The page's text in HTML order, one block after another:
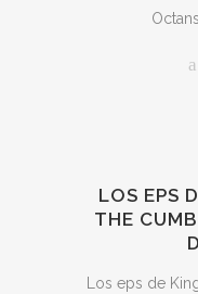
LOS EPS
THE
Los eps de